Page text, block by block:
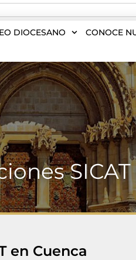
DIOCESANO CONOCE
en Cuenca